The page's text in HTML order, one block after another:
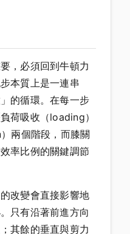
，必須回到牛頓力
本質上是一連串
的循環。在每一步
荷吸收（loading）
兩個階段，而膝關
率比例的關鍵調節
改變會直接影響地
只有沿著前進方向
其餘的垂直與剪力